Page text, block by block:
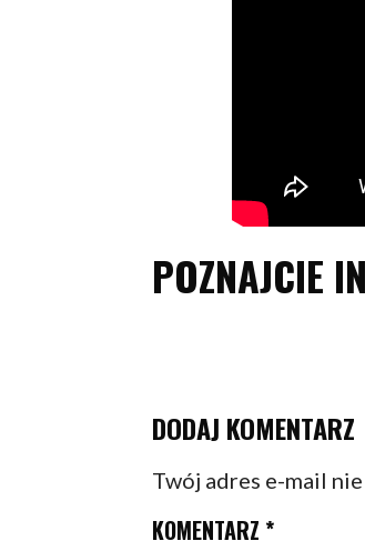
POZNAJCIE
DODAJ KOMENTARZ
Twój adres e-mail
KOMENTARZ *